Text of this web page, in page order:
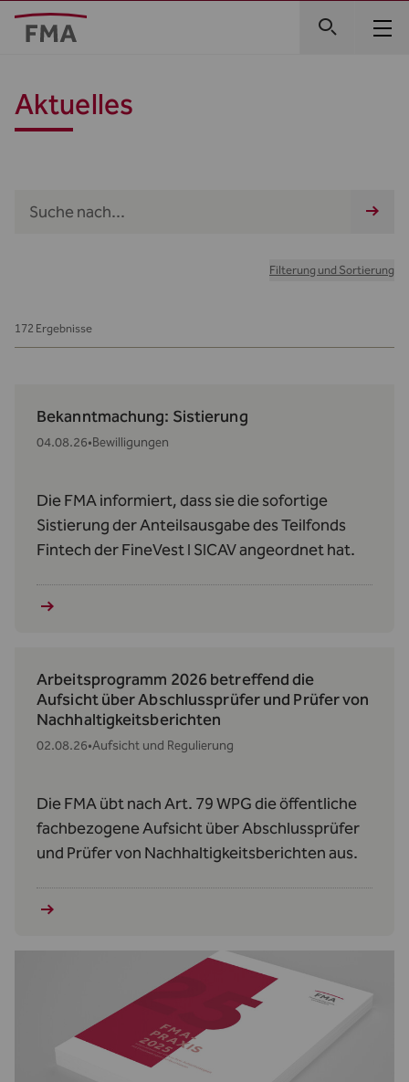
Aktuelles
Filterung und Sortierung
172 Ergebnisse
Bekanntmachung: Sistierung
04.08.26•Bewilligungen
Die FMA informiert, dass sie die sofortige
Sistierung der Anteilsausgabe des Teilfonds
Fintech der FineVest I SICAV angeordnet hat.
Arbeitsprogramm 2026 betreffend die
Aufsicht über Abschlussprüfer und Prüfer von
Nachhaltigkeitsberichten
02.08.26•Aufsicht und Regulierung
Die FMA übt nach Art. 79 WPG die öffentliche
fachbezogene Aufsicht über Abschlussprüfer
und Prüfer von Nachhaltigkeitsberichten aus.